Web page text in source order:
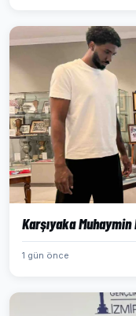
Karşıyaka Muhaymin
1 gün önce